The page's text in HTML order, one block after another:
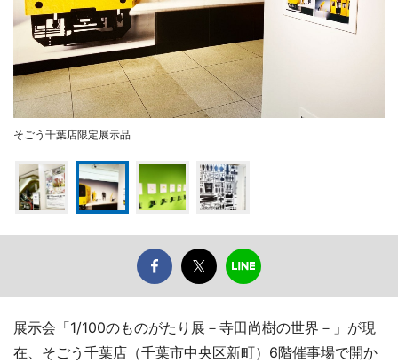
そごう千葉店限定展示品
展示会「1/100のものがたり展－寺田尚樹の世界－」が現
在、そごう千葉店（千葉市中央区新町）6階催事場で開か